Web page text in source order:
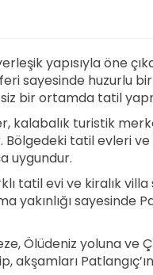
yapısıyla öne
sayesinde huzurlu
bir ortamda tatil
kalabalık turistik
tatil evleri
uygundur.
tatil evi ve kiralık
yakınlığı sayesinde
Ölüdeniz yoluna ve
akşamları